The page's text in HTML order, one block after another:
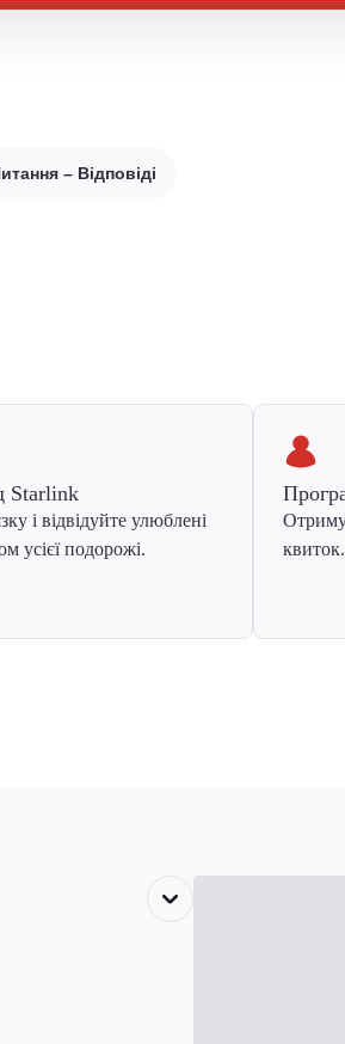
– Відповіді
Starlink
і відвідуйте улюблені
усієї подорожі.
квиток.